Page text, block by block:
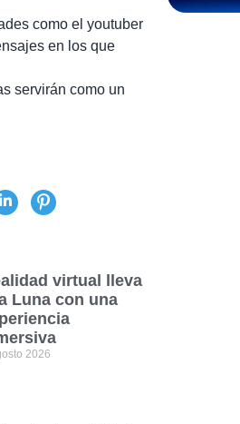
como el youtuber
en los que
servirán como un
virtual lleva
Luna con una
2026